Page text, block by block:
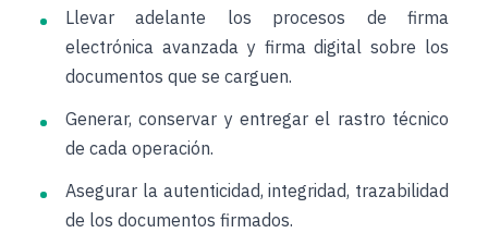
Llevar adelante los procesos de firma
electrónica avanzada y firma digital sobre los
documentos que se carguen.
Generar, conservar y entregar el rastro técnico
de cada operación.
Asegurar la autenticidad, integridad, trazabilidad
de los documentos firmados.